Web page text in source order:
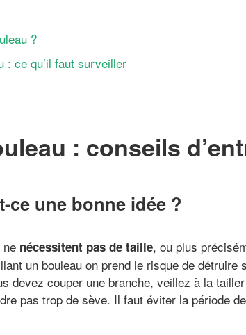
?
: ce qu’il faut surveiller
: conseils
ce une bonne idée ?
nécessitent pas de taille, ou plus
un bouleau on prend le risque de détruire
devez couper une branche, veillez à la
pas trop de sève. Il faut éviter la période